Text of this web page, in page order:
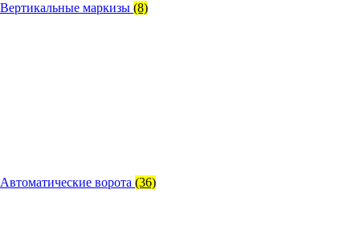
Вертикальные маркизы (8)
Автоматические ворота (36)